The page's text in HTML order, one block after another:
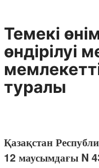
Темекi
өндiрiлуi
туралы
Қазақстан
12 маусымдағы N